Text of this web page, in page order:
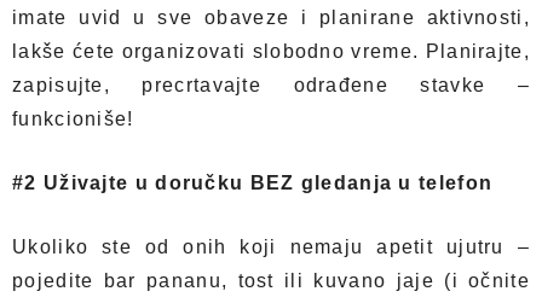
imate uvid u sve obaveze i planirane aktivnosti,
lakše ćete organizovati slobodno vreme. Planirajte,
zapisujte, precrtavajte odrađene stavke –
funkcioniše!
#2 Uživajte u doručku BEZ gledanja u telefon
Ukoliko ste od onih koji nemaju apetit ujutru –
pojedite bar pananu, tost ili kuvano jaje (i očnite